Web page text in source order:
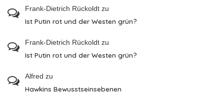
Frank-Dietrich Rückoldt zu
Ist Putin rot und der Westen grün?
Frank-Dietrich Rückoldt zu
Ist Putin rot und der Westen grün?
Alfred zu
Hawkins Bewusstseinsebenen